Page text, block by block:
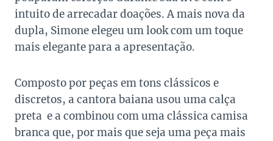
intuito de arrecadar doações. A mais nova da
dupla, Simone elegeu um look com um toque
mais elegante para a apresentação.
Composto por peças em tons clássicos e
discretos, a cantora baiana usou uma calça
preta e a combinou com uma clássica camisa
branca que, por mais que seja uma peça mais